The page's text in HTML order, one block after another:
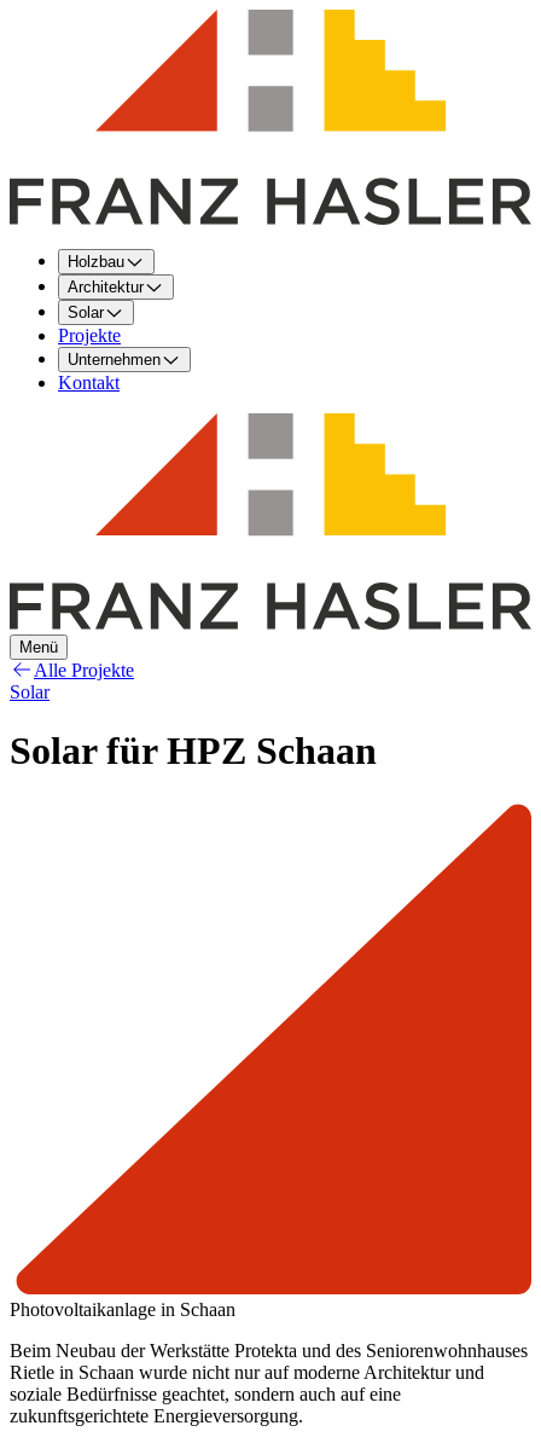
Holzbau
Architektur
Solar
Projekte
Unternehmen
Kontakt
Menü
Alle Projekte
Solar
Solar für HPZ Schaan
Photovoltaikanlage in Schaan
Beim Neubau der Werkstätte Protekta und des Seniorenwohnhauses
Rietle in Schaan wurde nicht nur auf moderne Architektur und
soziale Bedürfnisse geachtet, sondern auch auf eine
zukunftsgerichtete Energieversorgung.